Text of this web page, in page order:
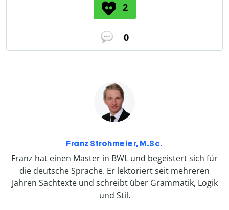
2
0
Franz Strohmeier, M.Sc.
Franz hat einen Master in BWL und begeistert sich für
die deutsche Sprache. Er lektoriert seit mehreren
Jahren Sachtexte und schreibt über Grammatik, Logik
und Stil.